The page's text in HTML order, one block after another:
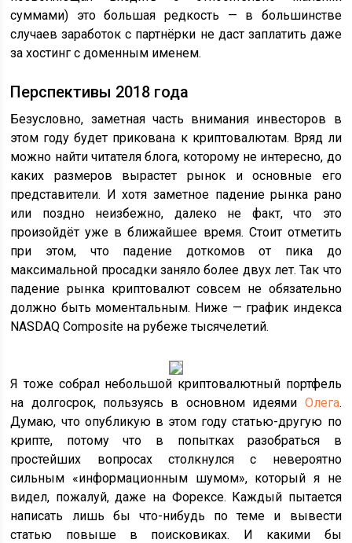
суммами) это большая редкость — в большинстве
случаев заработок с партнёрки не даст заплатить даже
за хостинг с доменным именем.
Перспективы 2018 года
Безусловно, заметная часть внимания инвесторов в
этом году будет прикована к криптовалютам. Вряд ли
можно найти читателя блога, которому не интересно, до
каких размеров вырастет рынок и основные его
представители. И хотя заметное падение рынка рано
или поздно неизбежно, далеко не факт, что это
произойдёт уже в ближайшее время. Стоит отметить
при этом, что падение доткомов от пика до
максимальной просадки заняло более двух лет. Так что
падение рынка криптовалют совсем не обязательно
должно быть моментальным. Ниже — график индекса
NASDAQ Composite на рубеже тысячелетий.
Я тоже собрал небольшой криптовалютный портфель
на долгосрок, пользуясь в основном идеями Олега.
Думаю, что опубликую в этом году статью-другую по
крипте, потому что в попытках разобраться в
простейших вопросах столкнулся с невероятно
сильным «информационным шумом», который я не
видел, пожалуй, даже на Форексе. Каждый пытается
написать лишь бы что-нибудь по теме и вывести
статью повыше в поисковиках. И какими бы